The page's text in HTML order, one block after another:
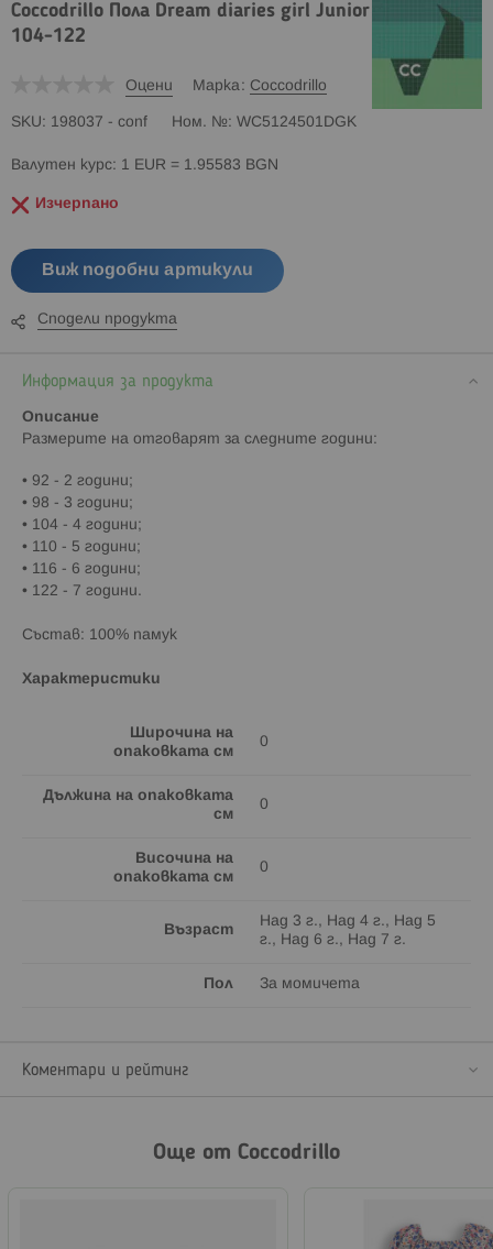
Coccodrillo Пола Dream diaries girl Junior
104-122
Оцени Марка Coccodrillo
SKU 198037 - conf Ном. № WC5124501DGK
Валутен курс: 1 EUR = 1.95583 BGN
Изчерпано
Виж подобни артикули
Сподели продукта
Информация за продукта
Описание
Paзмepитe нa oтгoвapят зa cлeднитe гoдини:
• 92 - 2 гoдини;
• 98 - 3 гoдини;
• 104 - 4 гoдини;
• 110 - 5 гoдини;
• 116 - 6 гoдини;
• 122 - 7 гoдини.
Cъcтaв: 100% памук
Характеристики
Широчина на
опаковката см
0
Дължина на опаковката
см
0
Височина на
опаковката см
0
Възраст
Над 3 г., Над 4 г., Над 5
г., Над 6 г., Над 7 г.
Пол За момичета
Коментари и рейтинг
Още от Coccodrillo